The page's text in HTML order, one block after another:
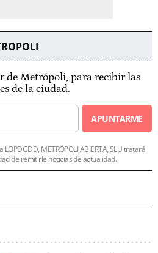
de Metrópoli, para recibir las
de la ciudad.
APUNTARME
METRÓPOLI ABIERTA, SLU tratará
de remitirle noticias de actualidad.